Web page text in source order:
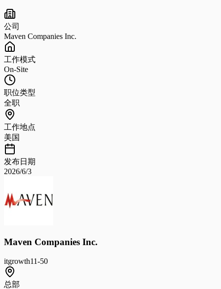
公司
Maven Companies Inc.
工作模式
On-Site
职位类型
全职
工作地点
美国
发布日期
2026/6/3
Maven Companies Inc.
itgrowth11-50
总部